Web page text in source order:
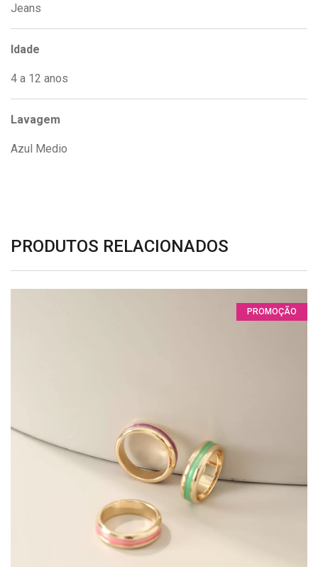
Jeans
Idade
4 a 12 anos
Lavagem
Azul Medio
PRODUTOS RELACIONADOS
PROMOÇÃO